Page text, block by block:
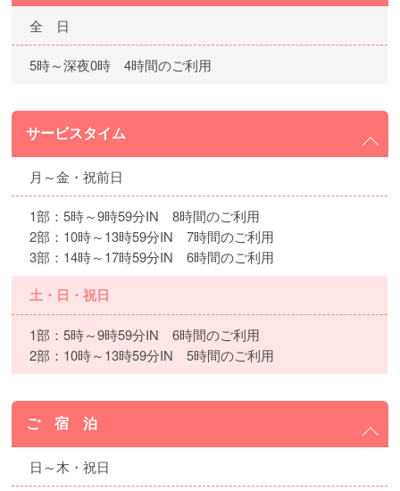
全 日
5時～深夜0時 4時間のご利用
サービスタイム
月～金・祝前日
1部：5時～9時59分IN 8時間のご利用
2部：10時～13時59分IN 7時間のご利用
3部：14時～17時59分IN 6時間のご利用
土・日・祝日
1部：5時～9時59分IN 6時間のご利用
2部：10時～13時59分IN 5時間のご利用
ご 宿 泊
日～木・祝日